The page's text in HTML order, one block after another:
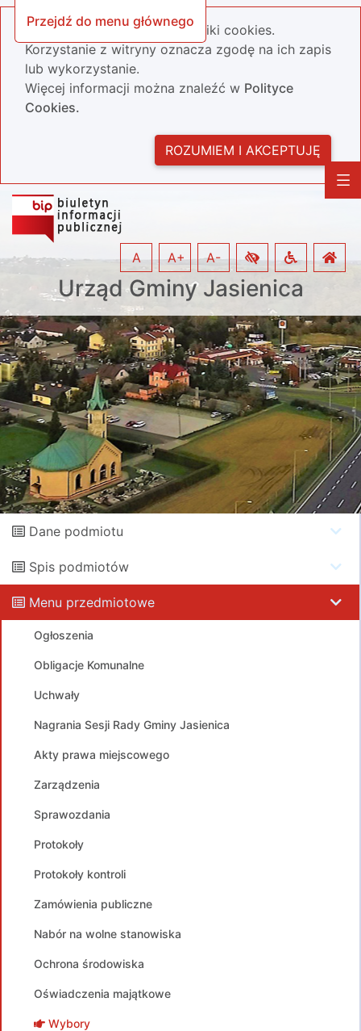
Przejdź do menu głównego
Nasza strona wykorzystuje pliki cookies.
Korzystanie z witryny oznacza zgodę na ich zapis
lub wykorzystanie.
Więcej informacji można znaleźć w Polityce
Cookies.
ROZUMIEM I AKCEPTUJĘ
Urząd Gminy Jasienica
A A+ A-
Dane podmiotu
Spis podmiotów
Menu przedmiotowe
Ogłoszenia
Obligacje Komunalne
Uchwały
Nagrania Sesji Rady Gminy Jasienica
Akty prawa miejscowego
Zarządzenia
Sprawozdania
Protokoły
Protokoły kontroli
Zamówienia publiczne
Nabór na wolne stanowiska
Ochrona środowiska
Oświadczenia majątkowe
Wybory